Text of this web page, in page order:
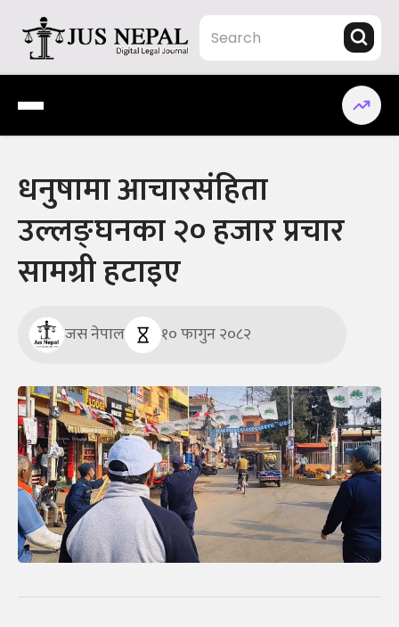
content
Jus Nepal | www.jusnepal.com
Digital Legal Journal
धनुषामा आचारसंहिता
उल्लङ्घनका २० हजार प्रचार
सामग्री हटाइए
जस नेपाल १० फागुन २०८२